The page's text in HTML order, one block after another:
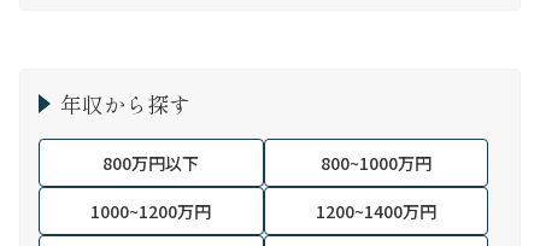
年収から探す
800万円以下
800~1000万円
1000~1200万円
1200~1400万円